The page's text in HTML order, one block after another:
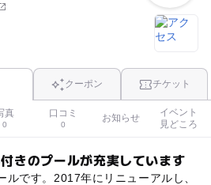
クーポン チケット
真
0
口コミ
0
お知らせ
イベント
見どころ
きのプールが充実しています
ルです。2017年にリニューアルし、